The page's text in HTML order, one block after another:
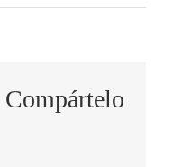
Compártelo